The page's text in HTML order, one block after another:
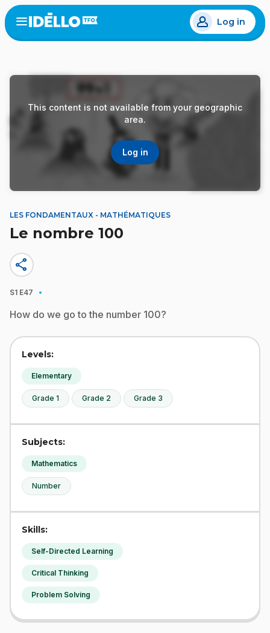
Skip
to
main
Open
menu
Log in
This content is not available from your geographic
area.
Log in
LES FONDAMENTAUX - MATHÉMATIQUES
Le nombre 100
share
S1 E47 ·
How do we go to the number 100?
Levels:
Elementary
Grade 1 Grade 2 Grade 3
Subjects:
Mathematics
Number
Skills:
Self-Directed Learning
Critical Thinking
Problem Solving